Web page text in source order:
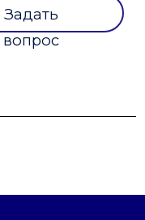
Задать
вопрос